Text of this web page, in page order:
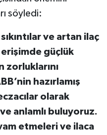
söyledi:
ve artan ilaç
güçlük
zorluklarını
hazırlamış
olarak
anlamlı buluyoruz.
etmeleri ve ilaca